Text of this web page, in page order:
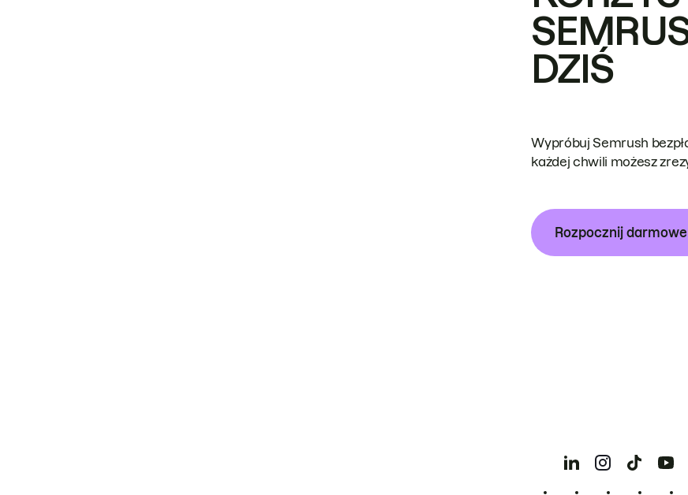
DZIŚ
Wypróbuj Semrush
każdej chwili możesz
Rozpocznij